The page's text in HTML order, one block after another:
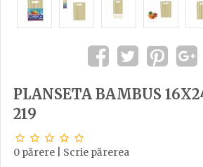
PLANSETA BAMBUS
219
0 părere Scrie părerea